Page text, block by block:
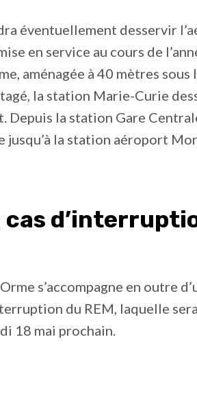
éventuellement desservir
en service au cours de
aménagée à 40 mètres sous
la station Marie-Curie
Depuis la station Gare
jusqu’à la station aéroport
cas
s’accompagne en outre
du REM, laquelle
18 mai prochain.